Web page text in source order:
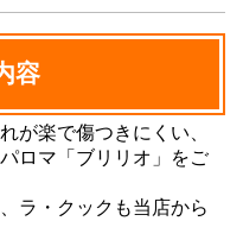
容
が楽で傷つきにくい、
ロマ「ブリリオ」をご
ラ・クックも当店から